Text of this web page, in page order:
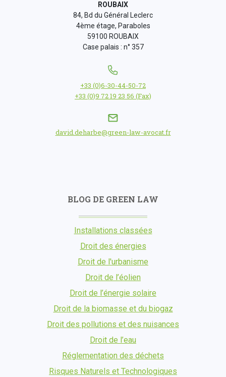
ROUBAIX
84, Bd du Général Leclerc
4ème étage, Paraboles
59100 ROUBAIX
Case palais : n° 357
+33 (0)6-30-44-50-72
+33 (0)9 72 19 23 56 (Fax)
david.deharbe@green-law-avocat.fr
BLOG DE GREEN LAW
Installations classées
Droit des énergies
Droit de l'urbanisme
Droit de l’éolien
Droit de l’énergie solaire
Droit de la biomasse et du biogaz
Droit des pollutions et des nuisances
Droit de l’eau
Réglementation des déchets
Risques Naturels et Technologiques